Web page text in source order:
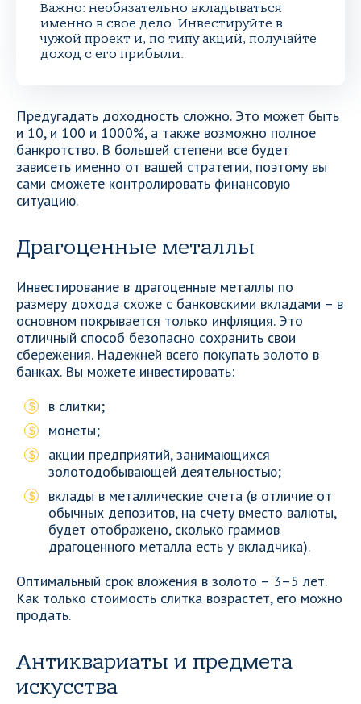
Важно: необязательно вкладываться
именно в свое дело. Инвестируйте в
чужой проект и, по типу акций, получайте
доход с его прибыли.
Предугадать доходность сложно. Это может быть
и 10, и 100 и 1000%, а также возможно полное
банкротство. В большей степени все будет
зависеть именно от вашей стратегии, поэтому вы
сами сможете контролировать финансовую
ситуацию.
Драгоценные металлы
Инвестирование в драгоценные металлы по
размеру дохода схоже с банковскими вкладами – в
основном покрывается только инфляция. Это
отличный способ безопасно сохранить свои
сбережения. Надежней всего покупать золото в
банках. Вы можете инвестировать:
в слитки;
монеты;
акции предприятий, занимающихся
золотодобывающей деятельностью;
вклады в металлические счета (в отличие от
обычных депозитов, на счету вместо валюты,
будет отображено, сколько граммов
драгоценного металла есть у вкладчика).
Оптимальный срок вложения в золото – 3–5 лет.
Как только стоимость слитка возрастет, его можно
продать.
Антиквариаты и предмета
искусства